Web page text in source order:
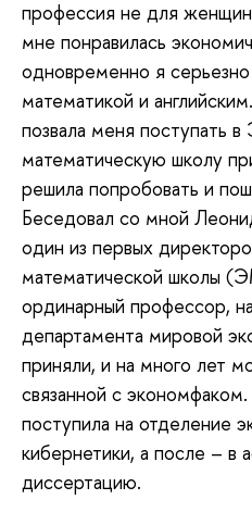
профессия не для
мне понравилась
одновременно я серьезно
математикой и
позвала меня поступать
математическую школу
решила попробовать и
Беседовал со мной
один из первых
математической школы
ординарный профессор,
департамента мировой
приняли, и на много лет
связанной с
поступила на отделение
кибернетики, а после – в
диссертацию.